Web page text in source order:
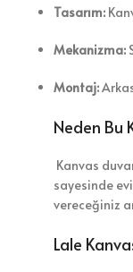
Tasarım:
Mekanizma:
Montaj:
Neden Bu
Kanvas
sayesinde
vereceğiniz
Lale